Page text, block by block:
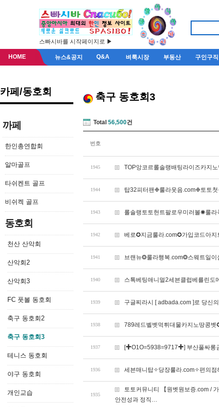
스빠시바를 시작페이지로 ▶
HOME 뉴스&공지 Q&A 벼룩시장 부동산 구인구직
카페/동호회
까페
한인총연합회
알마골프
타쉬켄트 골프
비쉬켁 골프
동호회
천산 산악회
산악회2
산악회3
FC 풋볼 동호회
축구 동호회2
축구 동호회3
테니스 동호회
야구 동호회
개인교습
축구 동호회3
Total 56,500건
번호
1945 TOP앙코르롤솔랭배팅라이즈카지
1944 탑32피터팬❉룰라웃음.com❉토토
1943 롤솔랭토토헌트팔로우미러볼✺룰
1942 베로✪지금룰라.com✪가입코드아지
1941 브랜뉴❂룰라행복.com❂스웨트일이
1940 스톡베팅애니멀2세븐클럽베를린
1939 구글찌라시 [ adbada.com ]로 당신
1938 789레드벨벳먹튀대물카지노땅콩
1937 [✚O1O=5938=9717✚] 부산풀싸롱
1936 세븐매니탑✧당장룰라.com✧편의점
1935
토토커뮤니티 【원벳원보증.com /
안전성과 정직…